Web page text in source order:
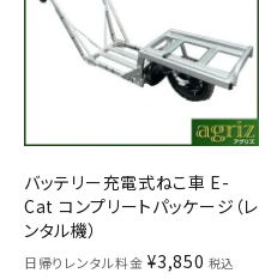
バッテリー充電式ねこ車 E-
Cat コンプリートパッケージ（レ
ンタル機）
日帰りレンタル料金 ¥3,850 税込